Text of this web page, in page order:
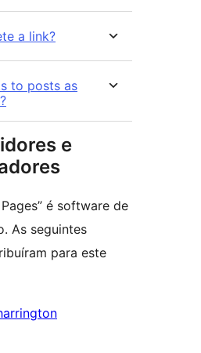
a link?
to posts as
e
é software de
As seguintes
para este